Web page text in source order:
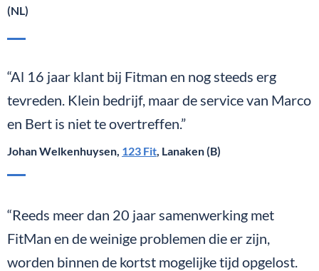
(NL)
“Al 16 jaar klant bij Fitman en nog steeds erg
tevreden. Klein bedrijf, maar de service van Marco
en Bert is niet te overtreffen.”
Johan Welkenhuysen, 123 Fit, Lanaken (B)
“Reeds meer dan 20 jaar samenwerking met
FitMan en de weinige problemen die er zijn,
worden binnen de kortst mogelijke tijd opgelost.